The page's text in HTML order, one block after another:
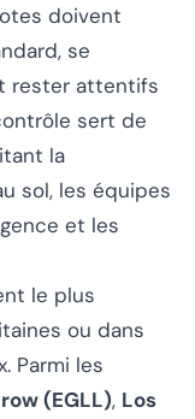
doivent
se
rester attentifs
sert de
la
sol, les équipes
et les
le plus
ou dans
Parmi les
(EGLL), Los